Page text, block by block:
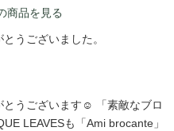
商品を見る
うございました。
とうございます☺️ 「素敵なブロ
LEAVESも「Ami brocante」